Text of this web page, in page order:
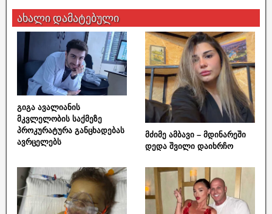
ახალი დამატებული
გიგა ავალიანის
მკვლელობის საქმეზე
პროკურატურა განცხადებას
ავრცელებს
მძიმე ამბავი – მდინარეში
დედა შვილი დაიხრჩო